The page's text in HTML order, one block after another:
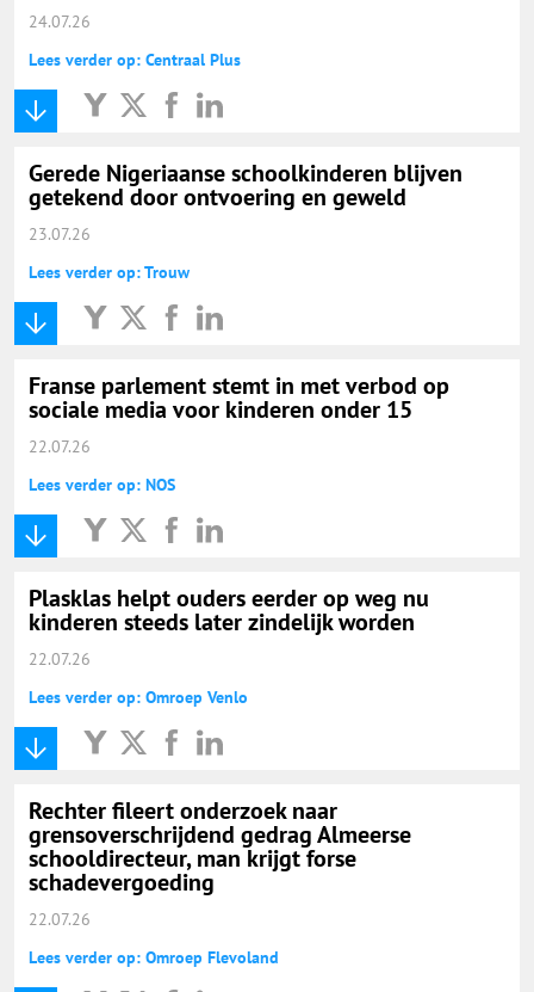
24.07.26
Lees verder op: Centraal Plus
Gerede Nigeriaanse schoolkinderen blijven
getekend door ontvoering en geweld
23.07.26
Lees verder op: Trouw
Franse parlement stemt in met verbod op
sociale media voor kinderen onder 15
22.07.26
Lees verder op: NOS
Plasklas helpt ouders eerder op weg nu
kinderen steeds later zindelijk worden
22.07.26
Lees verder op: Omroep Venlo
Rechter fileert onderzoek naar
grensoverschrijdend gedrag Almeerse
schooldirecteur, man krijgt forse
schadevergoeding
22.07.26
Lees verder op: Omroep Flevoland